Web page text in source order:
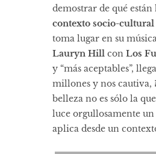
demostrar de qué están
contexto socio-
toma lugar en su
Lauryn Hill con Los
y “más aceptables”,
millones y nos cautiva,
belleza no es sólo la
luce orgullosamente
aplica desde un